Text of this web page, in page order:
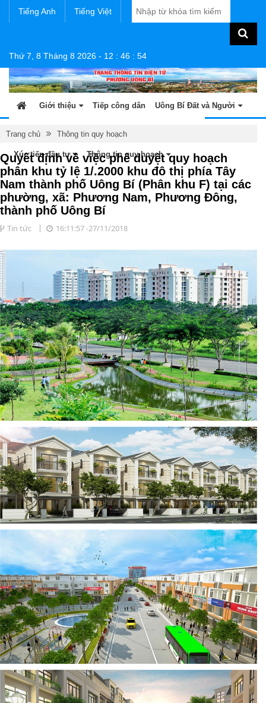
Tiếng Anh Tiếng Việt
Thứ 7, 8 Tháng 8 2026 - 12 : 46 : 55
Giới thiệu Tiếp công dân Uông Bí Đất và Người
Tin tức - sự kiện Sản phẩm OCOP
Xúc tiến đầu tư Thông tin quy hoạch
Trang chủ Thông tin quy hoạch
Quyết định về việc phê duyệt quy hoạch
phân khu tỷ lệ 1/.2000 khu đô thị phía Tây
Nam thành phố Uông Bí (Phân khu F) tại các
phường, xã: Phương Nam, Phương Đông,
thành phố Uông Bí
Tin tức 16:11:57 -27/11/2018